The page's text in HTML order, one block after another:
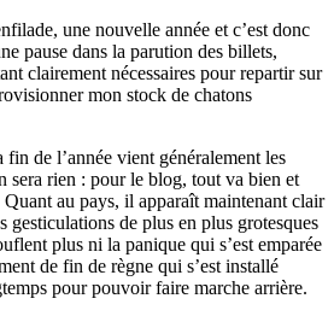
une nouvelle année et c’est donc
pause dans la parution des billets,
clairement nécessaires pour repartir sur
mon stock de chatons
de l’année vient généralement les
sera rien : pour le blog, tout va bien et
Quant au pays, il apparaît maintenant clair
gesticulations de plus en plus grotesques
plus ni la panique qui s’est emparée
de fin de règne qui s’est installé
pour pouvoir faire marche arrière.